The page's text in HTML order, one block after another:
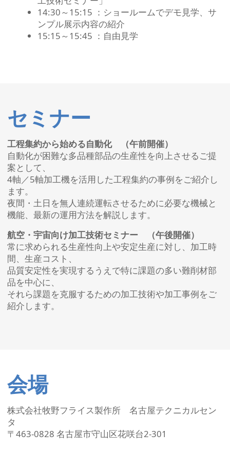
14:30～15:15 ：ショールームでデモ見学、サ
ンプル展示内容の紹介
15:15～15:45 ：自由見学
セミナー
工程集約から始める自動化 （午前開催）
自動化が困難な多品種部品の生産性を向上させるご提
案として、
4軸／5軸加工機を活用した工程集約の事例をご紹介し
ます。
夜間・土日を無人連続運転させるために必要な機械と
機能、最新の運用方法を解説します。
航空・宇宙向け加工技術セミナー （午後開催）
常に求められる生産性向上や安定生産に対し、加工時
間、生産コスト、
品質安定性を実現するうえで特に課題の多い難削材部
品を中心に、
それら課題を克服するための加工技術や加工事例をご
紹介します。
会場
株式会社牧野フライス製作所 名古屋テクニカルセン
タ
〒463-0828 名古屋市守山区花咲台2-301